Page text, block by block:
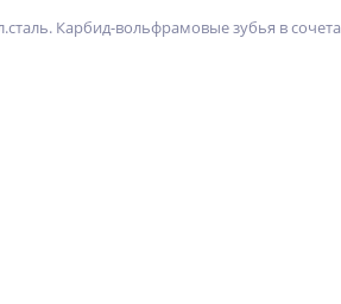
Карбид-вольфрамовые зубья в